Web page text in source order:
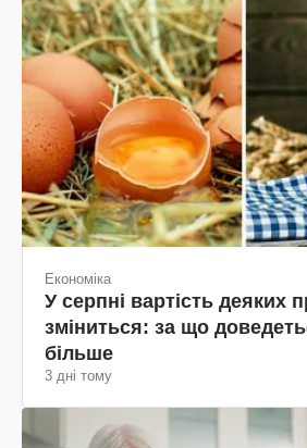
Економіка
У серпні вартість деяких
зміниться: за що
більше
3 дні тому